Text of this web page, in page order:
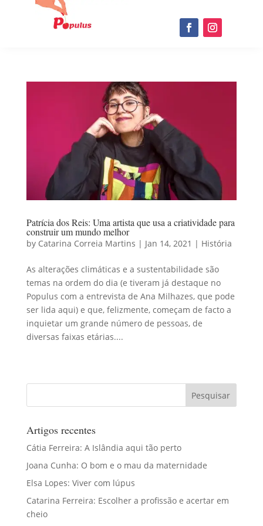
Patrícia dos Reis: Uma artista que usa a criatividade para
construir um mundo melhor
by Catarina Correia Martins | Jan 14, 2021 | História
As alterações climáticas e a sustentabilidade são
temas na ordem do dia (e tiveram já destaque no
Populus com a entrevista de Ana Milhazes, que pode
ser lida aqui) e que, felizmente, começam de facto a
inquietar um grande número de pessoas, de
diversas faixas etárias....
Artigos recentes
Cátia Ferreira: A Islândia aqui tão perto
Joana Cunha: O bom e o mau da maternidade
Elsa Lopes: Viver com lúpus
Catarina Ferreira: Escolher a profissão e acertar em
cheio